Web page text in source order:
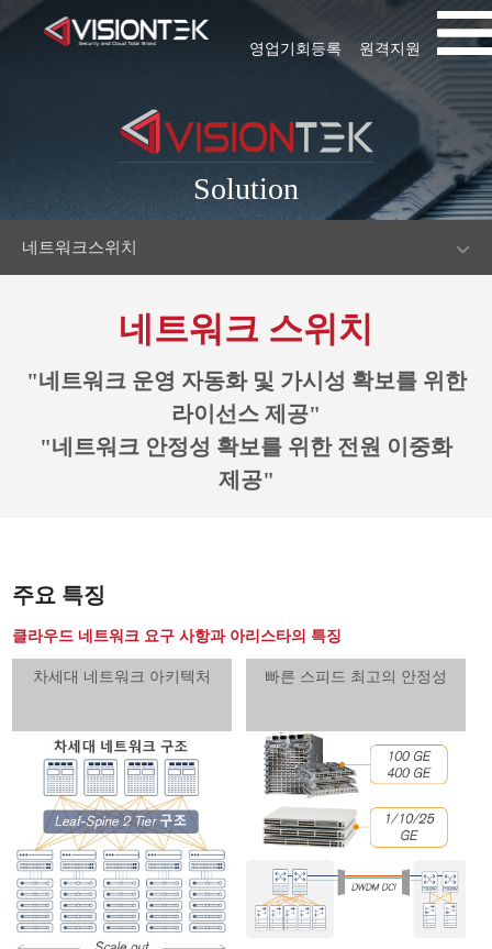
원격지원
영업기회등록
Solution
네트워크스위치
네트워크 스위치
"네트워크 운영 자동화 및 가시성 확보를 위한
라이선스 제공"
"네트워크 안정성 확보를 위한 전원 이중화
제공"
주요 특징
클라우드 네트워크 요구 사항과 아리스타의 특징
차세대 네트워크 아키텍처 빠른 스피드 최고의 안정성